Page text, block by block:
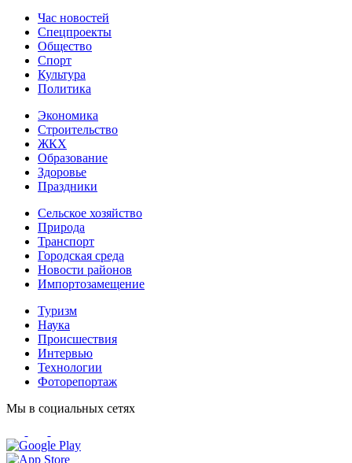
Час новостей
Спецпроекты
Общество
Спорт
Культура
Политика
Экономика
Строительство
ЖКХ
Образование
Здоровье
Праздники
Сельское хозяйство
Природа
Транспорт
Городская среда
Новости районов
Импортозамещение
Туризм
Наука
Происшествия
Интервью
Технологии
Фоторепортаж
Мы в социальных сетях